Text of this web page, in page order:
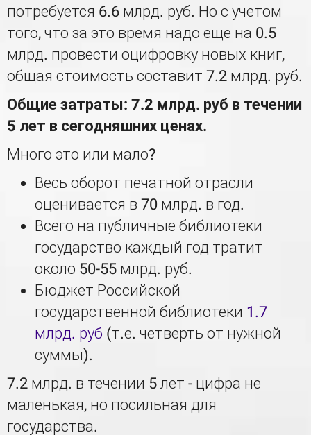
потребуется 6.6 млрд. руб. Но с учетом
того, что за это время надо еще на 0.5
млрд. провести оцифровку новых книг,
общая стоимость составит 7.2 млрд. руб.
Общие затраты: 7.2 млрд. руб в течении
5 лет в сегодняшних ценах.
Много это или мало?
Весь оборот печатной отрасли
оценивается в 70 млрд. в год.
Всего на публичные библиотеки
государство каждый год тратит
около 50-55 млрд. руб.
Бюджет Российской
государственной библиотеки 1.7
млрд. руб (т.е. четверть от нужной
суммы).
7.2 млрд. в течении 5 лет - цифра не
маленькая, но посильная для
государства.